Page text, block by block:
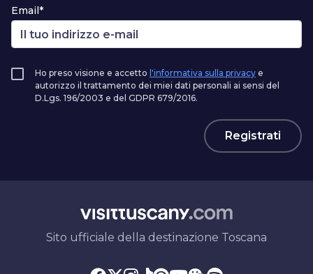
Email*
Ho preso visione e accetto l'informativa sulla privacy e
autorizzo il trattamento dei miei dati personali ai sensi del
D.Lgs. 196/2003 e del GDPR 679/2016.
Registrati
Sito ufficiale della destinazione Toscana